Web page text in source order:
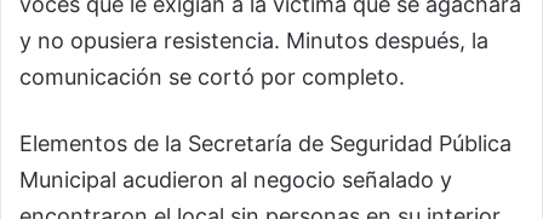
y no opusiera resistencia. Minutos después, la
comunicación se cortó por completo.
Elementos de la Secretaría de Seguridad Pública
Municipal acudieron al negocio señalado y